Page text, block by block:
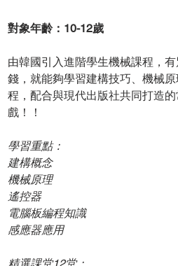
對象年齡：10-12歲
由韓國引入進階學生機械課程，
錢，就能夠學習建構技巧、機械
程，配合與現代出版社共同打造
戲！！
學習重點：
建構概念
機械原理
遙控器
電腦板編程知識
感應器應用